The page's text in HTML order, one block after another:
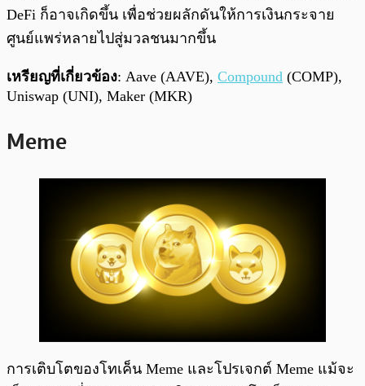
DeFi ก็อาจเกิดขึ้น เพื่อช่วยผลักดันให้การเงินกระจาย
ศูนย์แพร่หลายไปสู่มวลชนมากขึ้น
เหรียญที่เกี่ยวข้อง: Aave (AAVE), Compound (COMP),
Uniswap (UNI), Maker (MKR)
Meme
การเติบโตของโทเค็น Meme และโปรเจกต์ Meme แม้จะ